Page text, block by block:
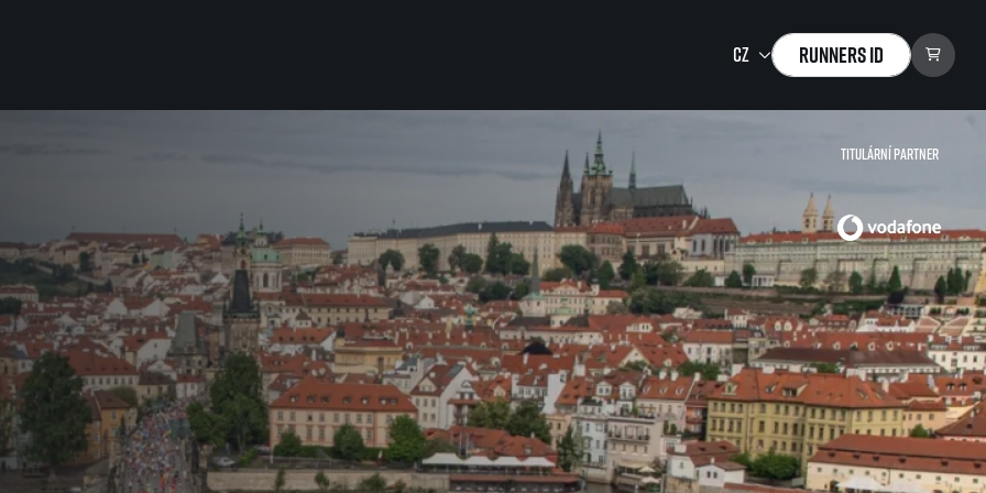
Runners ID
Pravidla a všeobecné informace
Vše k pojištění
Přeregistrace na jiného závodníka
Pověření k vyzvednutí čísla
Reklamace výsledků
Vaše Fotografie
Inspirace
Příběhy běžců
RunCzech Story
AIMS Race Calendar
Kontakt
Náš tým
Naši partneři
Historie
Pro veřejnost
FAQ (Často kladené dotazy)
Oznámení fúze
Dobrovolníci
Dárkové poukazy
Šablony k dárkovému poukazu ke
Running Mall
Vítejte v Running Mall
Kalendář
Individuální trénink
Skupinové tréninky
Firemní tréninky
Masáže
Titulární partner